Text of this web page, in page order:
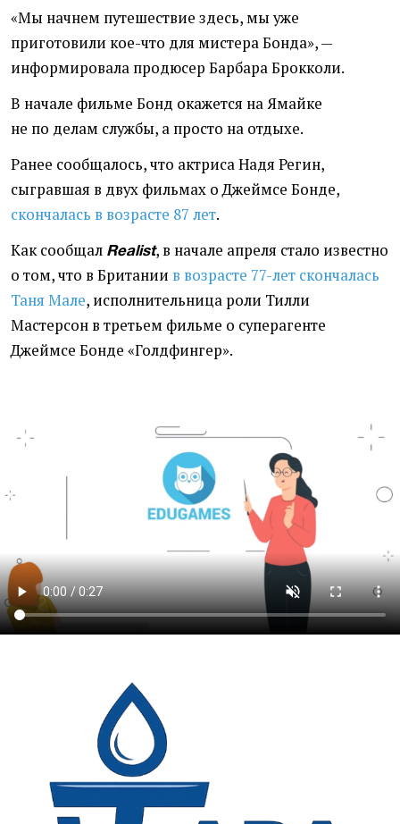
«Мы начнем путешествие здесь, мы уже
приготовили кое-что для мистера Бонда», —
информировала продюсер Барбара Брокколи.
В начале фильме Бонд окажется на Ямайке
не по делам службы, а просто на отдыхе.
Ранее сообщалось, что актриса Надя Регин,
сыгравшая в двух фильмах о Джеймсе Бонде,
скончалась в возрасте 87 лет.
Как сообщал Realist, в начале апреля стало известно
о том, что в Британии в возрасте 77-лет скончалась
Таня Мале, исполнительница роли Тилли
Мастерсон в третьем фильме о суперагенте
Джеймсе Бонде «Голдфингер».